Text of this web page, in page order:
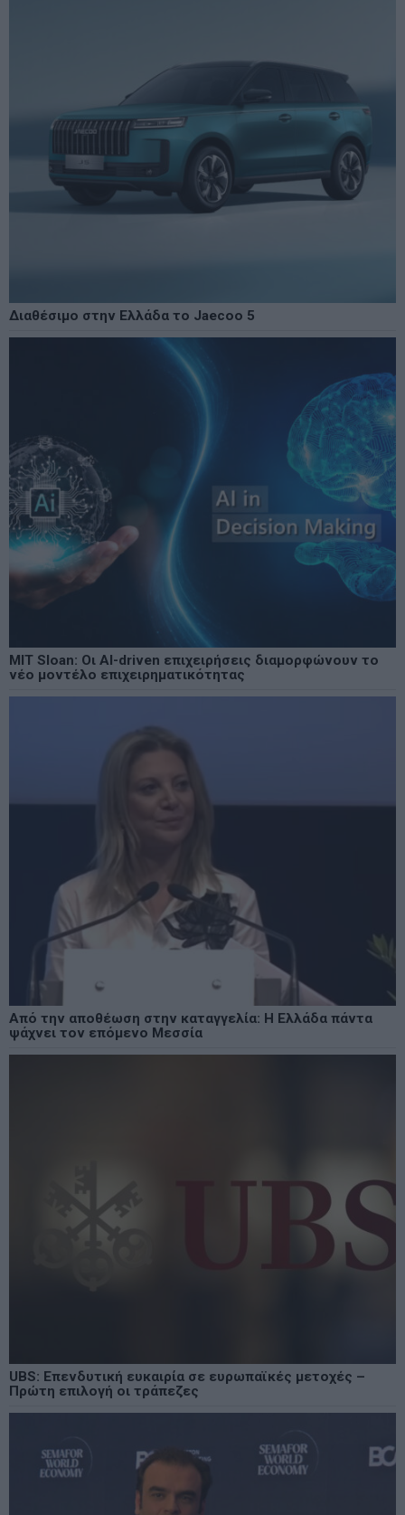
Διαθέσιμο στην Ελλάδα το Jaecoo 5
MIT Sloan: Οι AI-driven επιχειρήσεις διαμορφώνουν το
νέο μοντέλο επιχειρηματικότητας
Από την αποθέωση στην καταγγελία: Η Ελλάδα πάντα
ψάχνει τον επόμενο Μεσσία
UBS: Επενδυτική ευκαιρία σε ευρωπαϊκές μετοχές –
Πρώτη επιλογή οι τράπεζες